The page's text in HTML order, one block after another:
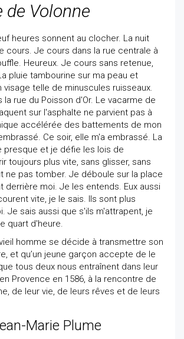
de Volonne
heures sonnent au clocher. La nuit
cours. Je cours dans la rue centrale à
Heureux. Je cours sans retenue,
pluie tambourine sur ma peau et
visage telle de minuscules ruisseaux.
la rue du Poisson d'Or. Le vacarme de
sur l'asphalte ne parvient pas à
accélérée des battements de mon
Ce soir, elle m'a embrassé. La
presque et je défie les lois de
toujours plus vite, sans glisser, sans
ne pas tomber. Je déboule sur la place
derrière moi. Je les entends. Eux aussi
vite, je le sais. Ils sont plus
Je sais aussi que s'ils m'attrapent, je
quart d'heure.
vieil homme se décide à transmettre son
et qu’un jeune garçon accepte de le
tous deux nous entraînent dans leur
Provence en 1586, à la rencontre de
de leur vie, de leurs rêves et de leurs
Marie Plume